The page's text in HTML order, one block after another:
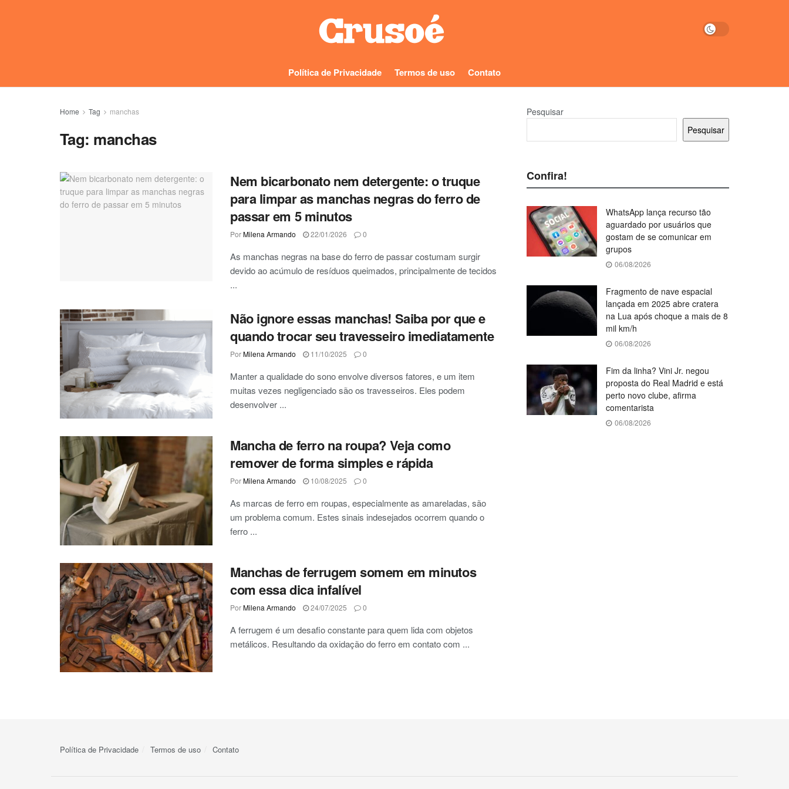
Política de Privacidade Termos de uso Contato
Home Tag manchas
Tag: manchas
Nem bicarbonato nem detergente: o truque
para limpar as manchas negras do ferro de
passar em 5 minutos
PorMilena Armando 22/01/2026 0
As manchas negras na base do ferro de passar costumam surgir
devido ao acúmulo de resíduos queimados, principalmente de tecidos
...
Não ignore essas manchas! Saiba por que e
quando trocar seu travesseiro imediatamente
PorMilena Armando 11/10/2025 0
Manter a qualidade do sono envolve diversos fatores, e um item
muitas vezes negligenciado são os travesseiros. Eles podem
desenvolver ...
Mancha de ferro na roupa? Veja como
remover de forma simples e rápida
PorMilena Armando 10/08/2025 0
As marcas de ferro em roupas, especialmente as amareladas, são
um problema comum. Estes sinais indesejados ocorrem quando o
ferro ...
Manchas de ferrugem somem em minutos
com essa dica infalível
PorMilena Armando 24/07/2025 0
A ferrugem é um desafio constante para quem lida com objetos
metálicos. Resultando da oxidação do ferro em contato com ...
Pesquisar
Pesquisar
Confira!
WhatsApp lança recurso tão
aguardado por usuários que
gostam de se comunicar em
grupos
06/08/2026
Fragmento de nave espacial
lançada em 2025 abre cratera
na Lua após choque a mais de 8
mil km/h
06/08/2026
Fim da linha? Vini Jr. negou
proposta do Real Madrid e está
perto novo clube, afirma
comentarista
06/08/2026
Política de Privacidade Termos de uso Contato